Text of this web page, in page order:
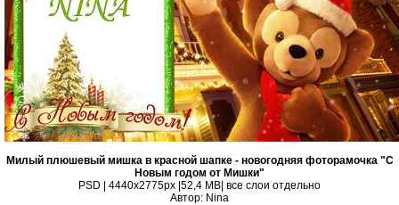
Милый плюшевый мишка в красной шапке - новогодняя фоторамочка "С
Новым годом от Мишки"
PSD | 4440x2775px |52,4 MB| все слои отдельно
Автор: Nina